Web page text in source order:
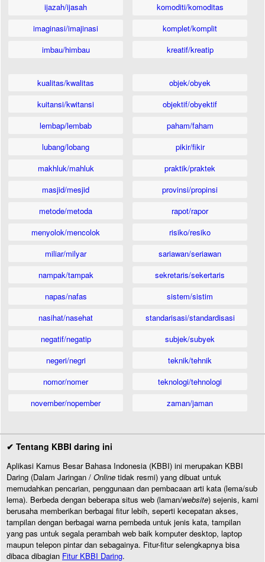
ijazah/ijasah
imaginasi/imajinasi
imbau/himbau
komoditi/komoditas
komplet/komplit
kreatif/kreatip
kualitas/kwalitas
kuitansi/kwitansi
lembap/lembab
lubang/lobang
makhluk/mahluk
masjid/mesjid
metode/metoda
menyolok/mencolok
miliar/milyar
nampak/tampak
napas/nafas
nasihat/nasehat
negatif/negatip
negeri/negri
nomor/nomer
november/nopember
objek/obyek
objektif/obyektif
paham/faham
pikir/fikir
praktik/praktek
provinsi/propinsi
rapot/rapor
risiko/resiko
sariawan/seriawan
sekretaris/sekertaris
sistem/sistim
standarisasi/standardisasi
subjek/subyek
teknik/tehnik
teknologi/tehnologi
zaman/jaman
✔ Tentang KBBI daring ini
Aplikasi Kamus Besar Bahasa Indonesia (KBBI) ini merupakan KBBI
Daring (Dalam Jaringan / Online tidak resmi) yang dibuat untuk
memudahkan pencarian, penggunaan dan pembacaan arti kata (lema/sub
lema). Berbeda dengan beberapa situs web (laman/website) sejenis, kami
berusaha memberikan berbagai fitur lebih, seperti kecepatan akses,
tampilan dengan berbagai warna pembeda untuk jenis kata, tampilan
yang pas untuk segala perambah web baik komputer desktop, laptop
maupun telepon pintar dan sebagainya. Fitur-fitur selengkapnya bisa
dibaca dibagian Fitur KBBI Daring.